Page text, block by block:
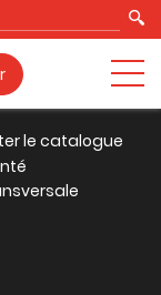
le catalogue